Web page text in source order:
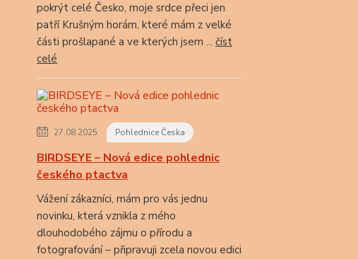
pokrýt celé Česko, moje srdce přeci jen
patří Krušným horám, které mám z velké
části prošlapané a ve kterých jsem ... číst
celé
27.08.2025 Pohlednice Česka
BIRDSEYE – Nová edice pohlednic
českého ptactva
Vážení zákazníci, mám pro vás jednu
novinku, která vznikla z mého
dlouhodobého zájmu o přírodu a
fotografování – připravuji zcela novou edici